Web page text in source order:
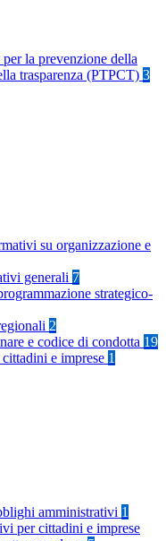
la prevenzione della
trasparenza (PTPCT) 3
su organizzazione e
generali 7
strategico-
2
e codice di condotta 19
e imprese 1
amministrativi 1
per cittadini e imprese